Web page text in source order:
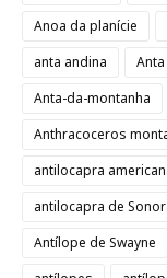
Anoa da planície
anta andina
Anta-da-montanha
Anthracoceros
antilocapra
antilocapra de
Antílope de Swayne